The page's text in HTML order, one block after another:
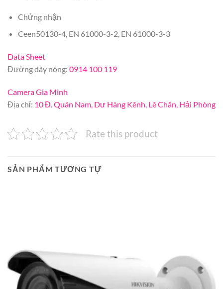
Chứng nhận
Ceen50130-4, EN 61000-3-2, EN 61000-3-3
Data Sheet
Đường dây nóng: 0914 100 119
Camera Gia Minh
Địa chỉ: 10 Đ. Quán Nam, Dư Hàng Kênh, Lê Chân, Hải Phòng
Rate this product
SẢN PHẨM TƯƠNG TỰ